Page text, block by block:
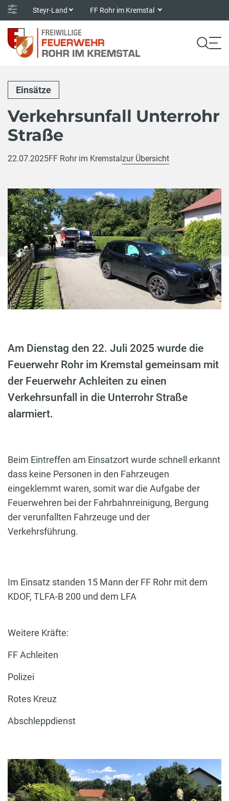
Steyr-Land FF Rohr im Kremstal
Einsätze
Verkehrsunfall Unterrohr
Straße
22.07.2025FF Rohr im Kremstal zur Übersicht
Am Dienstag den 22. Juli 2025 wurde die
Feuerwehr Rohr im Kremstal gemeinsam mit
der Feuerwehr Achleiten zu einen
Verkehrsunfall in die Unterrohr Straße
alarmiert.
Beim Eintreffen am Einsatzort wurde schnell erkannt
dass keine Personen in den Fahrzeugen
eingeklemmt waren, somit war die Aufgabe der
Feuerwehren bei der Fahrbahnreinigung, Bergung
der verunfallten Fahrzeuge und der
Verkehrsführung.
Im Einsatz standen 15 Mann der FF Rohr mit dem
KDOF, TLFA-B 200 und dem LFA
Weitere Kräfte:
FF Achleiten
Polizei
Rotes Kreuz
Abschleppdienst